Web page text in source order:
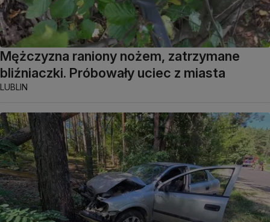
Mężczyzna raniony nożem, zatrzymane
bliźniaczki. Próbowały uciec z miasta
LUBLIN